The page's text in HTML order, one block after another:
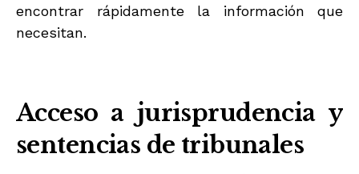
encontrar rápidamente la información que
necesitan.
Acceso a jurisprudencia y
sentencias de tribunales